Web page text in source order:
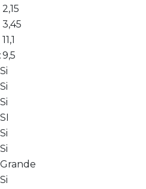
2,15
3,45
11,1
9,5
Si
Si
Si
SI
Si
Si
Grande
Si